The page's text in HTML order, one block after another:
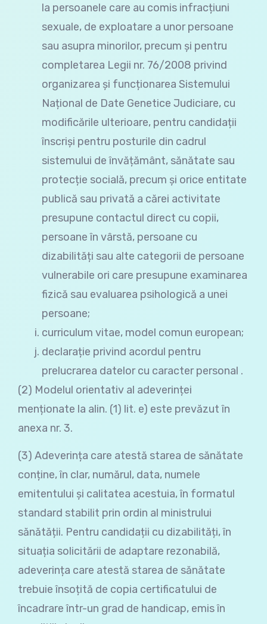
la persoanele care au comis infracțiuni
sexuale, de exploatare a unor persoane
sau asupra minorilor, precum și pentru
completarea Legii nr. 76/2008 privind
organizarea și funcționarea Sistemului
Național de Date Genetice Judiciare, cu
modificările ulterioare, pentru candidații
înscriși pentru posturile din cadrul
sistemului de învățământ, sănătate sau
protecție socială, precum și orice entitate
publică sau privată a cărei activitate
presupune contactul direct cu copii,
persoane în vârstă, persoane cu
dizabilități sau alte categorii de persoane
vulnerabile ori care presupune examinarea
fizică sau evaluarea psihologică a unei
persoane;
curriculum vitae, model comun european;
declarație privind acordul pentru
prelucrarea datelor cu caracter personal .
(2) Modelul orientativ al adeverinței
menționate la alin. (1) lit. e) este prevăzut în
anexa nr. 3.
(3) Adeverința care atestă starea de sănătate
conține, în clar, numărul, data, numele
emitentului și calitatea acestuia, în formatul
standard stabilit prin ordin al ministrului
sănătății. Pentru candidații cu dizabilități, în
situația solicitării de adaptare rezonabilă,
adeverința care atestă starea de sănătate
trebuie însoțită de copia certificatului de
încadrare într-un grad de handicap, emis în